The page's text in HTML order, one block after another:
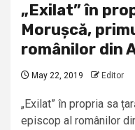
„Exilat” în
Morușcă,
românilor din
May 22, 2019 Editor
„Exilat” în propria sa
episcop al românilor